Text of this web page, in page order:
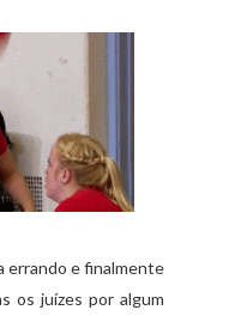
errando e finalmente
os juízes por algum